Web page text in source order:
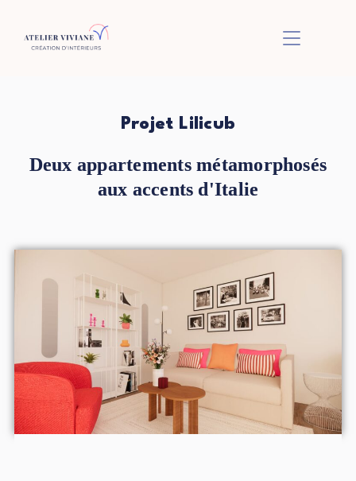
BASCULER
Projet Lilicub
Deux appartements métamorphosés
aux accents d'Italie